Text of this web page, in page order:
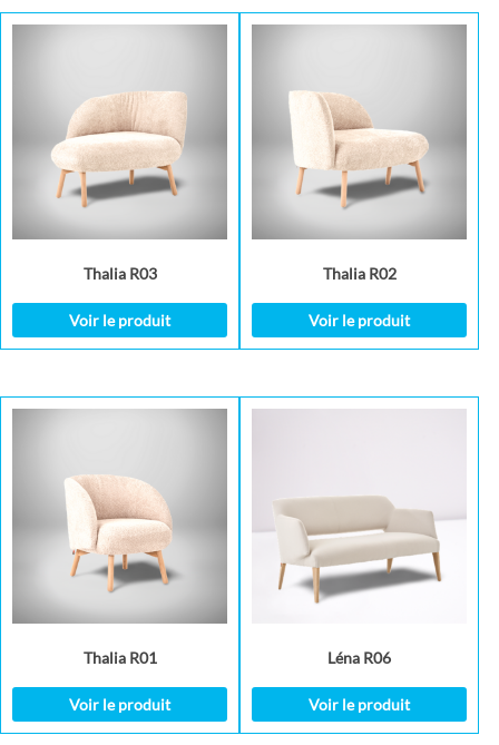
Thalia R03
Voir le produit
Thalia R02
Voir le produit
Thalia R01
Voir le produit
Léna R06
Voir le produit